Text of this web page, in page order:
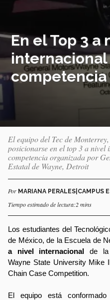
En el Top 3 a
internacional
competencia
El equipo del Tec de
posicionarse en el top 3 a
competencia organizada por
Estatal de Wayne, Detroit
Por MARIANA PERALES|CAMPUS
Tiempo estimado de lectura:2 mins
Los estudiantes del
de México, de la Escuela de
a nivel internacional de la
Wayne State University Mike
Chain Case Competition.
El equipo está